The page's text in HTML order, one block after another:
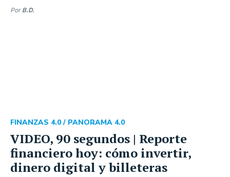
Por B.D.
VIDEO, 90 segundos | Reporte
financiero hoy: cómo invertir,
dinero digital y billeteras
FINANZAS 4.0 / PANORAMA 4.0